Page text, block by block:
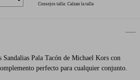
Consejos talla: Calzan la talla
Sandalias Pala Tacón de Michael Kors con
perfecto para cualquier conjunto.